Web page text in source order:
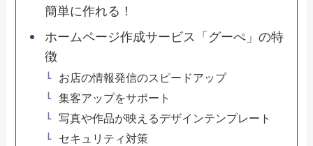
簡単に作れる！
ホームページ作成サービス「グーぺ」の特
徴
お店の情報発信のスピードアップ
集客アップをサポート
写真や作品が映えるデザインテンプレート
セキュリティ対策